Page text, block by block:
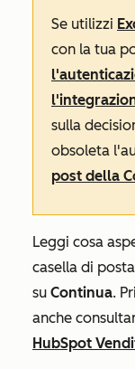
Se utilizzi
con la tua
sulla
obsoleta
post della
Leggi cosa
casella di
su Continua.
anche
HubSpot